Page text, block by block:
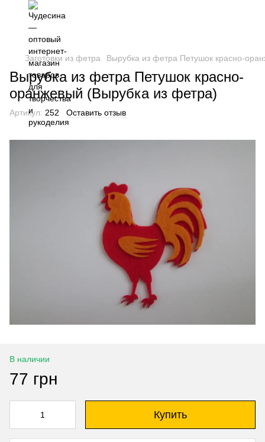
Заготовки из фетра Вырубка из фетра Петушок красно-
Вырубка из фетра Петушок красно-
оранжевый (Вырубка из фетра)
Артикул: 252 Оставить отзыв
В наличии
77 грн
Купить